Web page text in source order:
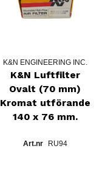
K&N ENGINEERING INC.
K&N Luftfilter
Ovalt (70 mm)
Kromat utförande
140 x 76 mm.
RU94